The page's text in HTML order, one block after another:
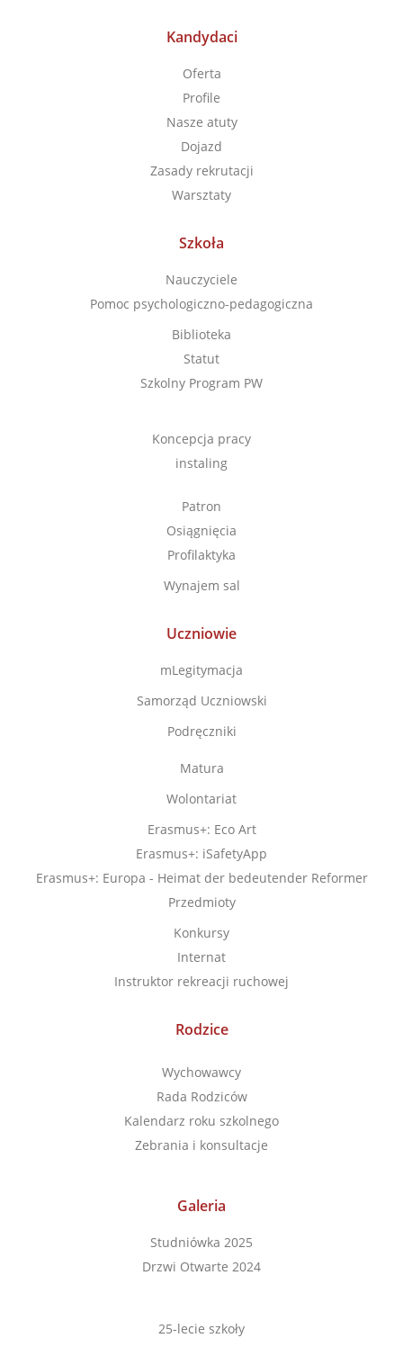
Kandydaci
Oferta
Profile
Nasze atuty
Dojazd
Zasady rekrutacji
Warsztaty
Szkoła
Nauczyciele
Pomoc psychologiczno-pedagogiczna
Biblioteka
Statut
Szkolny Program PW
Koncepcja pracy
instaling
Patron
Osiągnięcia
Profilaktyka
Wynajem sal
Uczniowie
mLegitymacja
Samorząd Uczniowski
Podręczniki
Matura
Wolontariat
Erasmus+: Eco Art
Erasmus+: iSafetyApp
Erasmus+: Europa - Heimat der bedeutender Reformer
Przedmioty
Konkursy
Internat
Instruktor rekreacji ruchowej
Rodzice
Wychowawcy
Rada Rodziców
Kalendarz roku szkolnego
Zebrania i konsultacje
Galeria
Studniówka 2025
Drzwi Otwarte 2024
25-lecie szkoły